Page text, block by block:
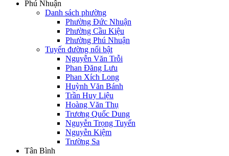
Phú Nhuận
Danh sách phường
Phường Đức Nhuận
Phường Cầu Kiệu
Phường Phú Nhuận
Tuyến đường nổi bật
Nguyễn Văn Trỗi
Phan Đăng Lưu
Phan Xích Long
Huỳnh Văn Bánh
Trần Huy Liệu
Hoàng Văn Thụ
Trương Quốc Dung
Nguyễn Trọng Tuyển
Nguyễn Kiệm
Trường Sa
Tân Bình